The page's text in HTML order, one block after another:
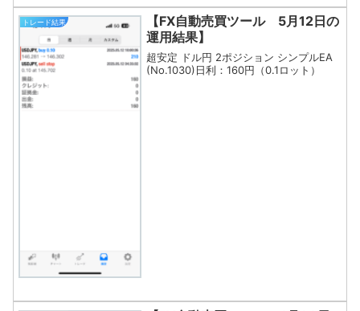
トレード結果
【FX自動売買ツール 5月12日の
運用結果】
超安定 ドル円 2ポジション シンプルEA
(No.1030)日利：160円（0.1ロット）